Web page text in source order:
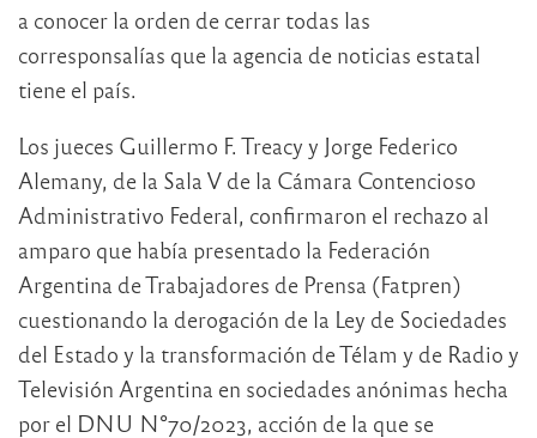
a conocer la orden de cerrar todas las
corresponsalías que la agencia de noticias estatal
tiene el país.
Los jueces Guillermo F. Treacy y Jorge Federico
Alemany, de la Sala V de la Cámara Contencioso
Administrativo Federal, confirmaron el rechazo al
amparo que había presentado la Federación
Argentina de Trabajadores de Prensa (Fatpren)
cuestionando la derogación de la Ley de Sociedades
del Estado y la transformación de Télam y de Radio y
Televisión Argentina en sociedades anónimas hecha
por el DNU N°70/2023, acción de la que se